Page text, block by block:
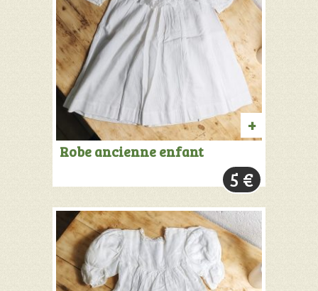
PANIER
Robe ancienne enfant
5 €